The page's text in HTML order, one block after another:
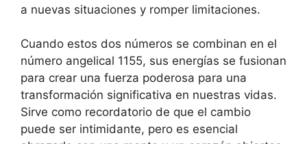
a nuevas situaciones y romper limitaciones.
Cuando estos dos números se combinan en el
número angelical 1155, sus energías se fusionan
para crear una fuerza poderosa para una
transformación significativa en nuestras vidas.
Sirve como recordatorio de que el cambio
puede ser intimidante, pero es esencial